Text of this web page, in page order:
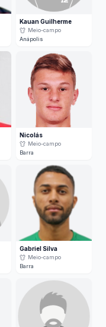
Kauan Guilherme
Meio-campo
Anápolis
Nicolás
Meio-campo
Barra
Gabriel Silva
Meio-campo
Barra